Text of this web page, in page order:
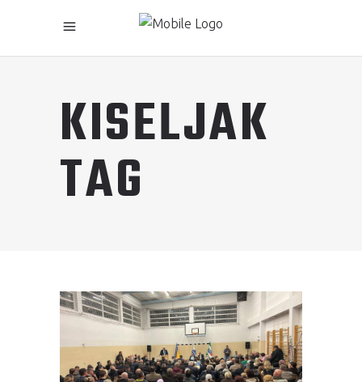
KISELJAK
TAG